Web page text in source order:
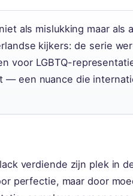
als mislukking maar als
kijkers: de serie
voor LGBTQ-
— een nuance die
verdiende zijn plek in
perfectie, maar door